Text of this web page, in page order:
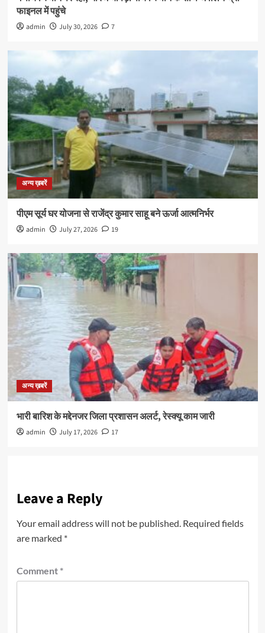
फाइनल में पहुंचे
admin July 30, 2026 7
अन्य ख़बरें
पीएम सूर्य घर योजना से राजेंद्र कुमार साहू बने ऊर्जा आत्मनिर्भर
admin July 27, 2026 19
अन्य ख़बरें
भारी बारिश के मद्देनजर जिला प्रशासन अलर्ट, रेस्क्यू काम जारी
admin July 17, 2026 17
Leave a Reply
Your email address will not be published. Required fields
are marked *
Comment *